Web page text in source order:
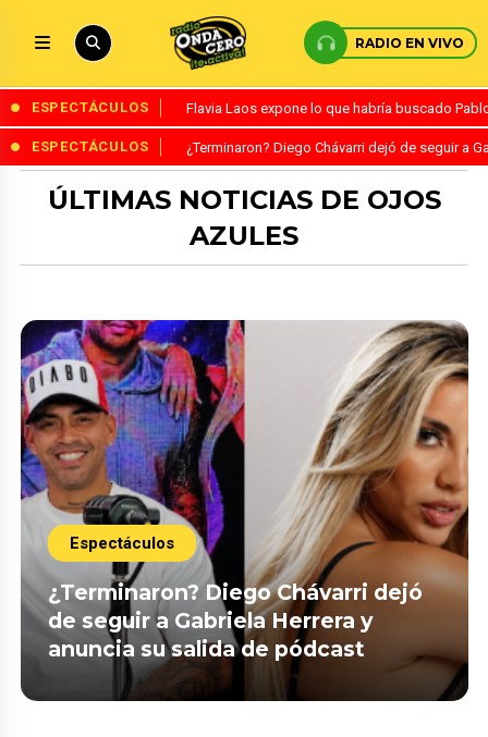
RADIO EN VIVO
ESPECTÁCULOS Flavia Laos expone lo que habría buscado
ESPECTÁCULOS ¿Terminaron? Diego Chávarri dejó de seguir a
ÚLTIMAS NOTICIAS DE OJOS
AZULES
Espectáculos
¿Terminaron? Diego Chávarri dejó
de seguir a Gabriela Herrera y
anuncia su salida de pódcast